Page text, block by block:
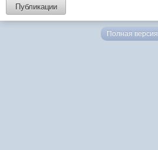
Публикации
Полная версия